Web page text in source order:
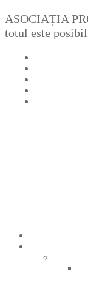
Sari
conținut
Meniu
Închide
ASOCIAȚIA
totul este posibil